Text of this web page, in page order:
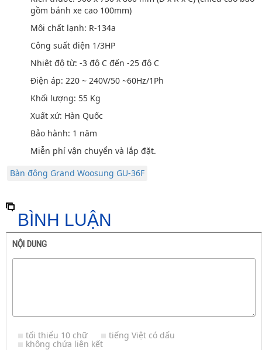
gồm bánh xe cao 100mm)
Môi chất lạnh: R-134a
Công suất điện 1/3HP
Nhiệt độ từ: -3 độ C đến -25 độ C
Điện áp: 220 ~ 240V/50 ~60Hz/1Ph
Khối lượng: 55 Kg
Xuất xứ: Hàn Quốc
Bảo hành: 1 năm
Miễn phí vận chuyển và lắp đặt.
Bàn đông Grand Woosung GU-36F
BÌNH LUẬN
NỘI DUNG
tối thiểu 10 chữ tiếng Việt có dấu
không chứa liên kết